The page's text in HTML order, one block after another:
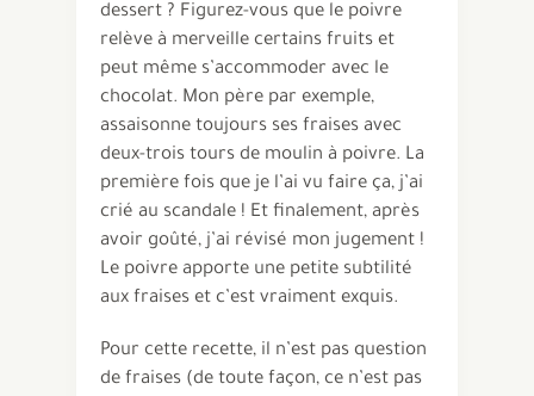
dessert ? Figurez-vous que le poivre
relève à merveille certains fruits et
peut même s’accommoder avec le
chocolat. Mon père par exemple,
assaisonne toujours ses fraises avec
deux-trois tours de moulin à poivre. La
première fois que je l’ai vu faire ça, j’ai
crié au scandale ! Et finalement, après
avoir goûté, j’ai révisé mon jugement !
Le poivre apporte une petite subtilité
aux fraises et c’est vraiment exquis.
Pour cette recette, il n’est pas question
de fraises (de toute façon, ce n’est pas